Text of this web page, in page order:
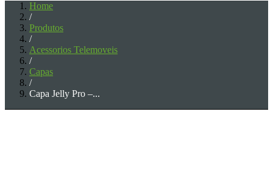
Home
/
Produtos
/
Acessorios Telemoveis
/
Capas
/
Capa Jelly Pro –...